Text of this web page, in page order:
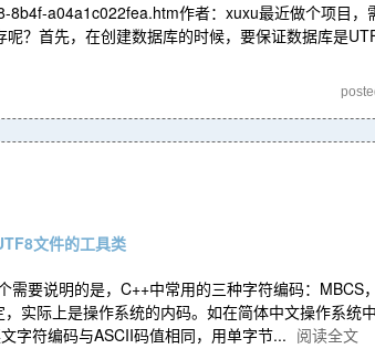
a04a1c022fea.htm作者：xuxu最近做个项目，
？首先，在创建数据库的时候，要保证数据库是
文件的工具类
要说明的是，C++中常用的三种字符编码：
实际上是操作系统的内码。如在简体中文操作系
字符编码与ASCII码值相同，用单字节... 阅读全文